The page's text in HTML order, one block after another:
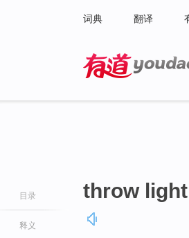
词典 翻译
目录
释义
throw